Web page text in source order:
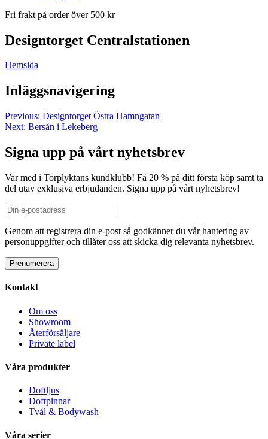
Fri frakt på order över 500 kr
Designtorget Centralstationen
Hemsida
Inläggsnavigering
Previous: Designtorget Östra Hamngatan
Next: Bersån i Lekeberg
Signa upp på vårt nyhetsbrev
Var med i Torplyktans kundklubb! Få 20 % på ditt första köp samt ta
del utav exklusiva erbjudanden. Signa upp på vårt nyhetsbrev!
Genom att registrera din e-post så godkänner du vår hantering av
personuppgifter och tillåter oss att skicka dig relevanta nyhetsbrev.
Kontakt
Om oss
Showroom
Återförsäljare
Private label
Våra produkter
Doftljus
Doftpinnar
Tvål & Bodywash
Våra serier